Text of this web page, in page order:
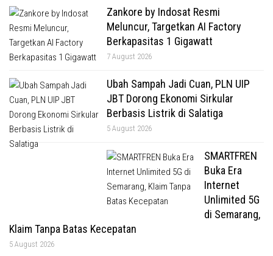
Zankore by Indosat Resmi
Meluncur, Targetkan AI Factory
Berkapasitas 1 Gigawatt
7 August 2026
Ubah Sampah Jadi Cuan, PLN UIP
JBT Dorong Ekonomi Sirkular
Berbasis Listrik di Salatiga
5 August 2026
SMARTFREN
Buka Era
Internet
Unlimited 5G
di Semarang,
Klaim Tanpa Batas Kecepatan
5 August 2026